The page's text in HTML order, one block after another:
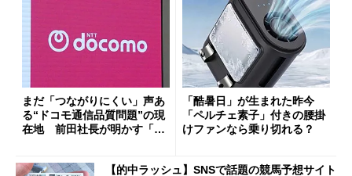
まだ「つながりにくい」声あ
る“ドコモ通信品質問題”の現
在地 前田社長が明かす「道
「酷暑日」が生まれた昨今
「ペルチェ素子」付きの腰掛
けファンなら乗り切れる？
【的中ラッシュ】SNSで話題の競馬予想サイト